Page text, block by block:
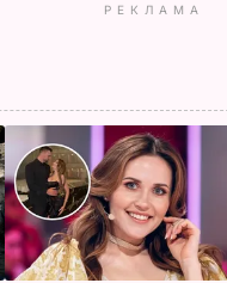
РЕКЛАМА